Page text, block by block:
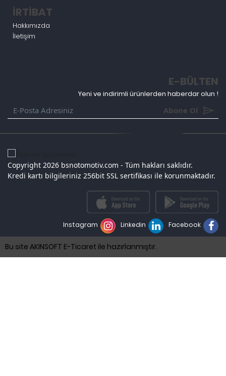
İRTİBAT
Hakkımızda
İletişim
E-BÜLTEN
Yeni ve indirimli ürünlerden haberdar olun !
Abone Ol
Copyright 2026 bsnotomotiv.com - Tüm hakları saklıdır.
Kredi kartı bilgileriniz 256bit SSL sertifikası ile korunmaktadır.
Facebook
Linkedin
Instagram
Bu site AKINSOFT E-Ticaret ile hazırlanmıştır.